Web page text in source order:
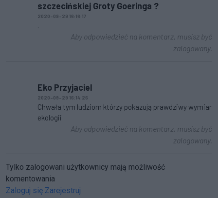
szczecińskiej Groty Goeringa ?
2020-09-29 16:16:17
.
Aby odpowiedzieć na komentarz, musisz być
zalogowany.
Eko Przyjaciel
2020-09-29 16:14:26
Chwała tym ludziom którzy pokazują prawdziwy wymiar
ekologii
Aby odpowiedzieć na komentarz, musisz być
zalogowany.
Tylko zalogowani użytkownicy mają możliwość
komentowania
Zaloguj się Zarejestruj